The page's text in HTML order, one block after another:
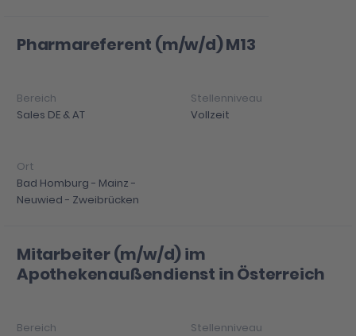
Pharmareferent (m/w/d) M13
Sales DE & AT Vollzeit
Bad Homburg - Mainz -
Neuwied - Zweibrücken
Mitarbeiter (m/w/d) im
Apothekenaußendienst in Österreich